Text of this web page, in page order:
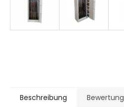
Beschreibung Bewertung